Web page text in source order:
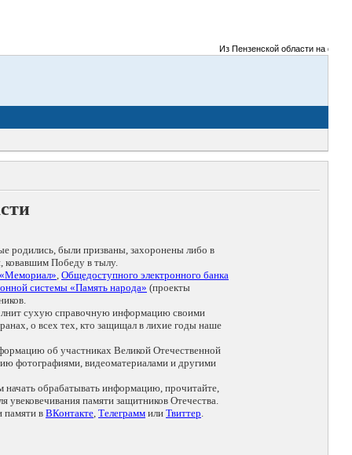
Из Пензенской области на фронты
родились, были призваны, захоронены либо в
ковавшим Победу в тылу.
, Общедоступного электронного банка
системы «Память народа» (проекты
сухую справочную информацию своими
о всех тех, кто защищал в лихие годы наше
об участниках Великой Отечественной
фотографиями, видеоматериалами и другими
начать обрабатывать информацию, прочитайте,
памяти защитников Отечества.
памяти в ВКонтакте, Телеграмм или Твиттер.